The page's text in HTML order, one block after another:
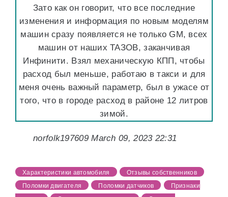
Зато как он говорит, что все последние
изменения и информация по новым моделям
машин сразу появляется не только GM, всех
машин от наших ТАЗОВ, заканчивая
Инфинити. Взял механическую КПП, чтобы
расход был меньше, работаю в такси и для
меня очень важный параметр, был в ужасе от
того, что в городе расход в районе 12 литров
зимой.
norfolk197609 March 09, 2023 22:31
Характеристики автомобиля
Отзывы собственников
Поломки двигателя
Поломки датчиков
Признаки